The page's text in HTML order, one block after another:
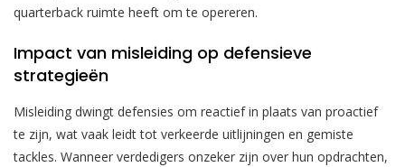
quarterback ruimte heeft om te opereren.
Impact van misleiding op defensieve
strategieën
Misleiding dwingt defensies om reactief in plaats van proactief
te zijn, wat vaak leidt tot verkeerde uitlijningen en gemiste
tackles. Wanneer verdedigers onzeker zijn over hun opdrachten,